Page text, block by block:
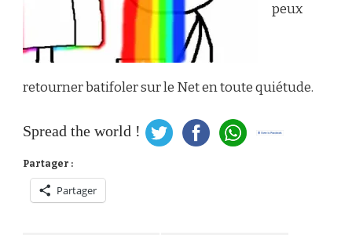
peux
retourner batifoler sur le Net en toute quiétude.
Spread the world !
Partager :
Partager